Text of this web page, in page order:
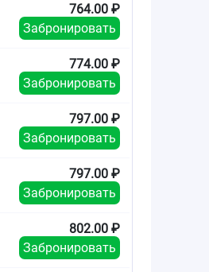
764.00 ₽
Забронировать
774.00 ₽
Забронировать
797.00 ₽
Забронировать
797.00 ₽
Забронировать
802.00 ₽
Забронировать